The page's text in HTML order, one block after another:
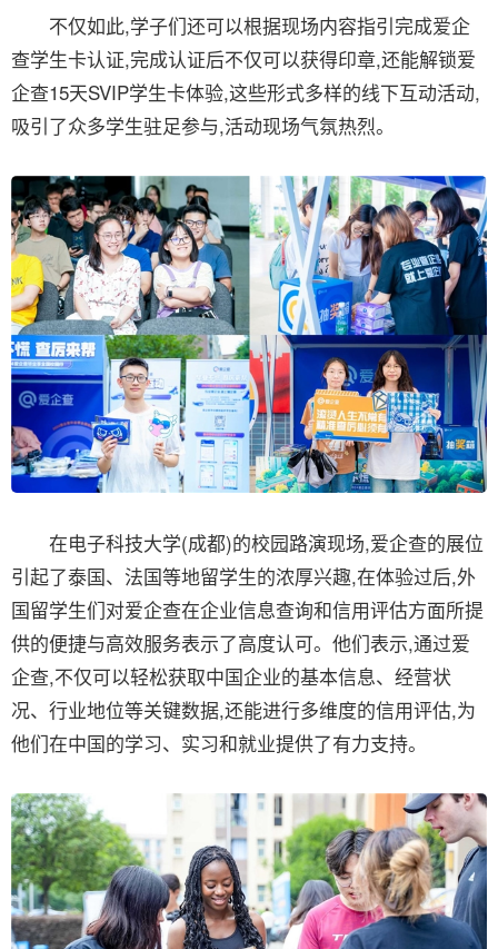
不仅如此,学子们还可以根据现场内容指引完成爱企
查学生卡认证,完成认证后不仅可以获得印章,还能解锁爱
企查15天SVIP学生卡体验,这些形式多样的线下互动活动,
吸引了众多学生驻足参与,活动现场气氛热烈。
在电子科技大学(成都)的校园路演现场,爱企查的展位
引起了泰国、法国等地留学生的浓厚兴趣,在体验过后,外
国留学生们对爱企查在企业信息查询和信用评估方面所提
供的便捷与高效服务表示了高度认可。他们表示,通过爱
企查,不仅可以轻松获取中国企业的基本信息、经营状
况、行业地位等关键数据,还能进行多维度的信用评估,为
他们在中国的学习、实习和就业提供了有力支持。